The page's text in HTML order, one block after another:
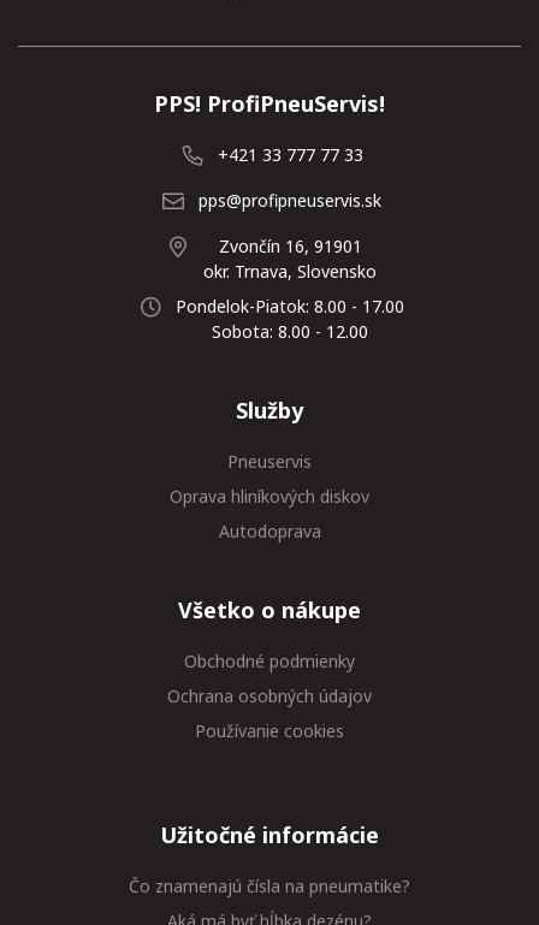
PPS! ProfiPneuServis!
+421 33 777 77 33
pps@profipneuservis.sk
Zvončín 16, 91901
okr. Trnava, Slovensko
Pondelok-Piatok: 8.00 - 17.00
Sobota: 8.00 - 12.00
Služby
Pneuservis
Oprava hliníkových diskov
Autodoprava
Všetko o nákupe
Obchodné podmienky
Ochrana osobných údajov
Používanie cookies
Užitočné informácie
Čo znamenajú čísla na pneumatike?